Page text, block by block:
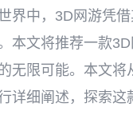
界中，3D网游凭
本文将推荐一款
无限可能。本文
详细阐述，探索